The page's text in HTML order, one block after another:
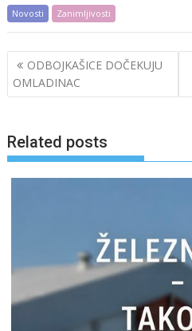
Novosti Zanimljivosti
Post
navigation
ODBOJKAŠICE DOČEKUJU
OMLADINAC
Related posts